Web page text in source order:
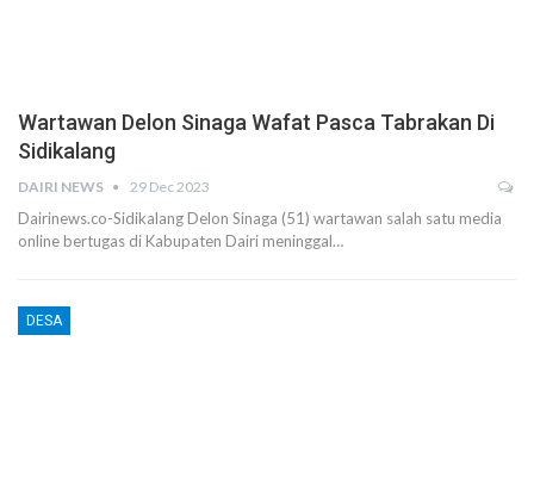
Wartawan Delon Sinaga Wafat Pasca Tabrakan Di
Sidikalang
DAIRI NEWS 29 Dec 2023
Dairinews.co-Sidikalang Delon Sinaga (51) wartawan salah satu media
online bertugas di Kabupaten Dairi meninggal…
DESA